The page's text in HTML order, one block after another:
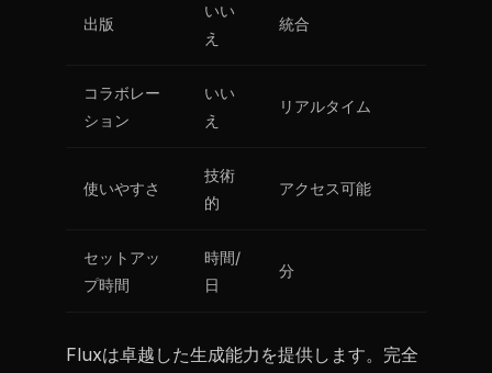
出版
いい
え
統合
コラボレー
ション
いい
え
リアルタイム
使いやすさ
技術
的
アクセス可能
セットアッ
プ時間
時間/
日
分
Fluxは卓越した生成能力を提供します。完全